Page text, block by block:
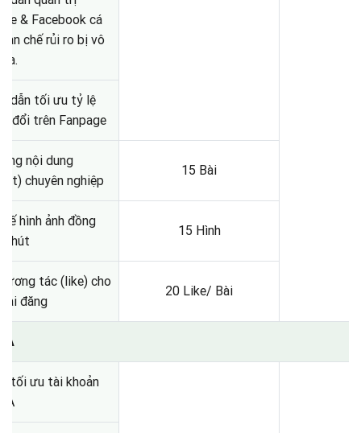
& Facebook cá
chế rủi ro bị vô
dẫn tối ưu tỷ lệ
đổi trên Fanpage
nội dung
chuyên nghiệp
15 Bài
hình ảnh đồng
hút
15 Hình
tác (like) cho
đăng
20 Like/ Bài
tối ưu tài khoản